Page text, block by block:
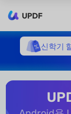
UPDF
신학기